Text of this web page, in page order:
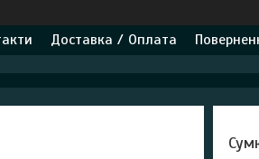
Доставка / Оплата